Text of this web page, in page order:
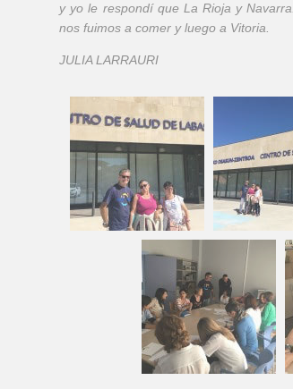
y yo le respondí que La Rioja y
nos fuimos a comer y luego a Vitoria.
JULIA LARRAURI